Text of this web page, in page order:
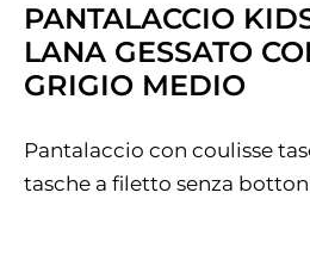
PANTALACCIO
LANA GESSATO
GRIGIO MEDIO
Pantalaccio con coulisse
tasche a filetto senza